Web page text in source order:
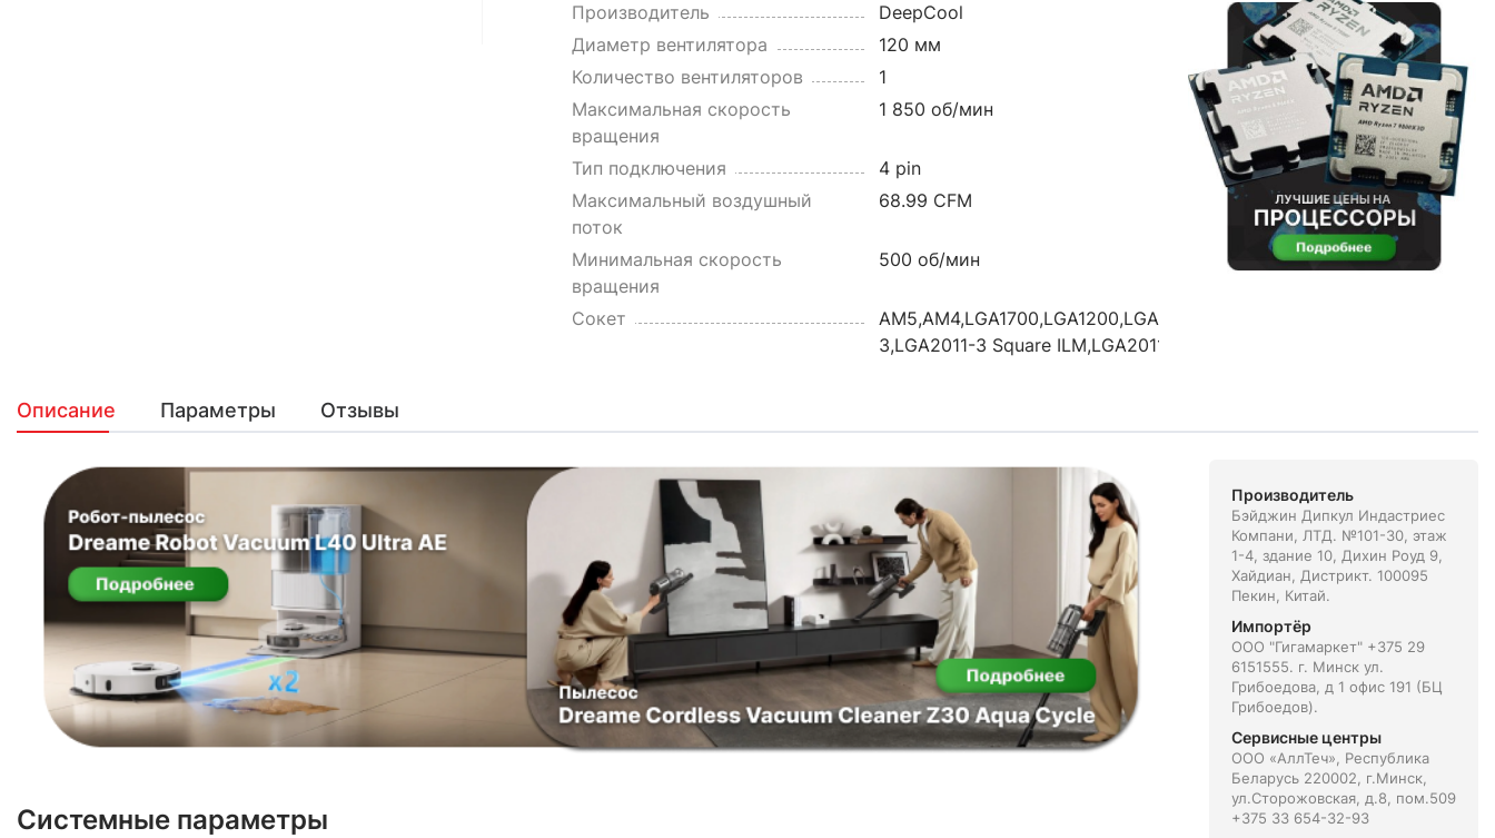
Производитель
DeepCool
Диаметр вентилятора
120 мм
Количество вентиляторов
1
Максимальная скорость
вращения
1 850 об/мин
Тип подключения
4 pin
Максимальный воздушный
поток
68.99 CFM
Минимальная скорость
вращения
500 об/мин
Сокет
3,LGA2011-3 Square ILM,LGA2011-3 Narrow ILM,LGA2011
Описание Параметры Отзывы
Системные параметры
Производитель
Бэйджин Дипкул Индастриес
Компани, ЛТД. №101-30, этаж
1-4, здание 10, Дихин Роуд 9,
Хайдиан, Дистрикт. 100095
Пекин, Китай.
Импортёр
ООО "Гигамаркет" +375 29
6151555. г. Минск ул.
Грибоедова, д 1 офис 191 (БЦ
Грибоедов).
Сервисные центры
ООО «АллТеч», Республика
Беларусь 220002, г.Минск,
ул.Сторожовская, д.8, пом.509
+375 33 654-32-93